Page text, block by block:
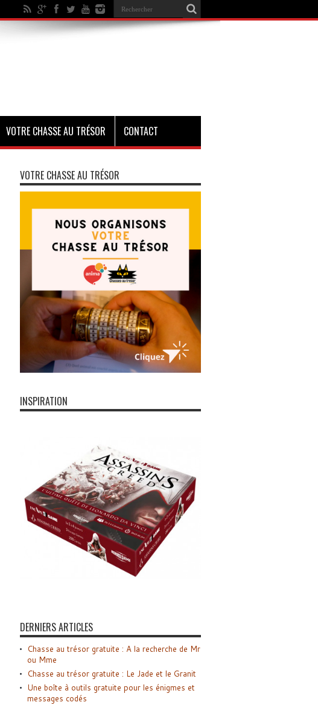
VOTRE CHASSE AU TRÉSOR CONTACT
VOTRE CHASSE AU TRÉSOR
INSPIRATION
DERNIERS ARTICLES
Chasse au trésor gratuite : A la recherche de Mr
ou Mme
Chasse au trésor gratuite : Le Jade et le Granit
Une boîte à outils gratuite pour les énigmes et
messages codés